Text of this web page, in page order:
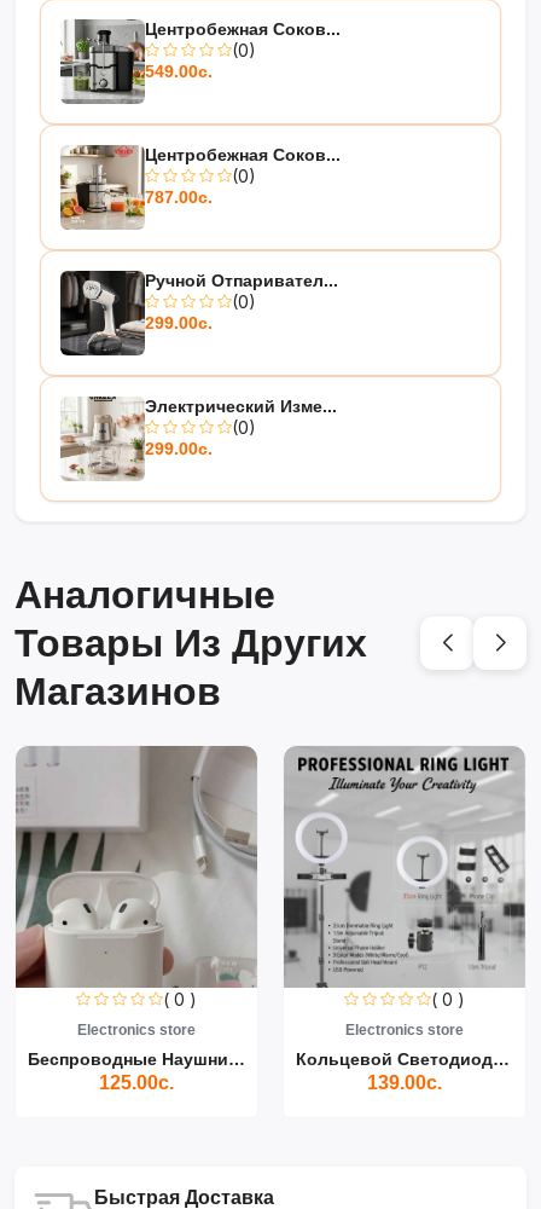
Центробежная Соков...
(0)
549.00с.
Центробежная Соков...
(0)
787.00с.
Ручной Отпаривател...
(0)
299.00с.
Электрический Изме...
(0)
299.00с.
Аналогичные
Товары Из Других
Магазинов
( 0 )
Electronics store
Беспроводные Наушники Air...
125.00с.
( 0 )
Electronics store
Кольцевой Светодиодный Св...
139.00с.
Быстрая Доставка